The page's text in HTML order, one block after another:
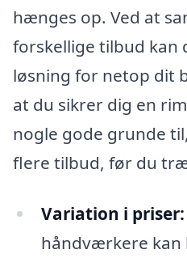
hænges op. Ved at
forskellige tilbud kan
løsning for netop dit
at du sikrer dig en
nogle gode grunde
flere tilbud, før du
Variation i priser:
håndværkere kan